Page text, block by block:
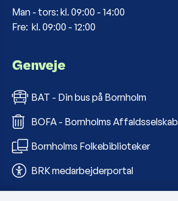
Man - tors: kl. 09:00 - 14:00
Fre: kl. 09:00 - 12:00
Genveje
BAT - Din bus på Bornholm
BOFA - Bornholms Affaldsselskab
Bornholms Folkebiblioteker
BRK medarbejderportal